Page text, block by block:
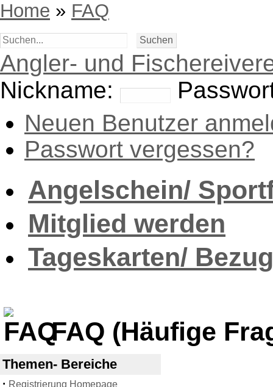
Home » FAQ
Angler- und
Nickname:
Neuen Benutzer
Passwort vergessen?
Angelschein/
Mitglied werden
Tageskarten/
FAQ (Häufige
Themen- Bereiche
· Registrierung Homepage